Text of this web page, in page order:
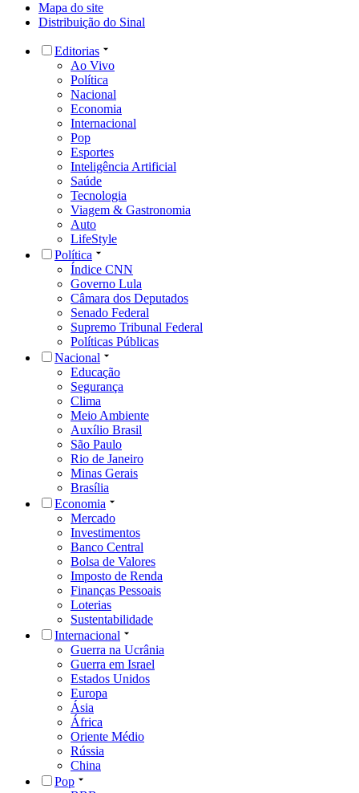
Mapa do site
Distribuição do Sinal
Editorias
Ao Vivo
Política
Nacional
Economia
Internacional
Pop
Esportes
Inteligência Artificial
Saúde
Tecnologia
Viagem & Gastronomia
Auto
LifeStyle
Política
Índice CNN
Governo Lula
Câmara dos Deputados
Senado Federal
Supremo Tribunal Federal
Políticas Públicas
Nacional
Educação
Segurança
Clima
Meio Ambiente
Auxílio Brasil
São Paulo
Rio de Janeiro
Minas Gerais
Brasília
Economia
Mercado
Investimentos
Banco Central
Bolsa de Valores
Imposto de Renda
Finanças Pessoais
Loterias
Sustentabilidade
Internacional
Guerra na Ucrânia
Guerra em Israel
Estados Unidos
Europa
Ásia
África
Oriente Médio
Rússia
China
Pop